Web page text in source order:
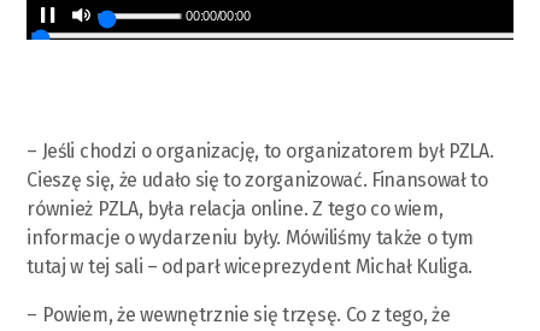
00:00/00:00
– Jeśli chodzi o organizację, to organizatorem był PZLA.
Cieszę się, że udało się to zorganizować. Finansował to
również PZLA, była relacja online. Z tego co wiem,
informacje o wydarzeniu były. Mówiliśmy także o tym
tutaj w tej sali – odparł wiceprezydent Michał Kuliga.
– Powiem, że wewnętrznie się trzęsę. Co z tego, że